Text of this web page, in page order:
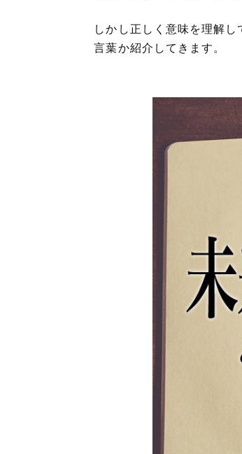
しかし正しく意味を理解
言葉か紹介してきます。